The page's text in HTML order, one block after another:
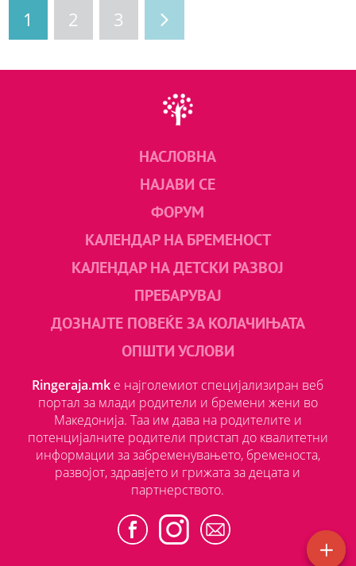
1 2 3
НАСЛОВНА
НАЈАВИ СЕ
ФОРУМ
КАЛЕНДАР НА БРЕМЕНОСТ
КАЛЕНДАР НА ДЕТСКИ РАЗВОЈ
ПРЕБАРУВАЈ
ДОЗНАЈТЕ ПОВЕЌЕ ЗА КОЛАЧИЊАТА
ОПШТИ УСЛОВИ
Ringeraja.mk е најголемиот специјализиран веб
портал за млади родители и бремени жени во
Македонија. Таа им дава на родителите и
потенцијалните родители пристап до квалитетни
информации за забременувањето, бременоста,
развојот, здравјето и грижата за децата и
партнерството.